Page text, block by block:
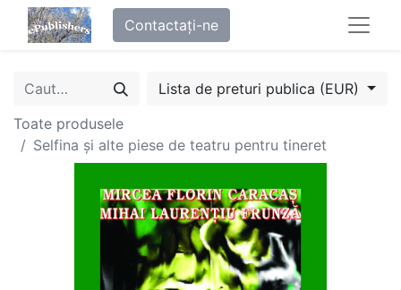
Contactați-ne
Lista de preturi publica (EUR)
Toate produsele
Selfina și alte piese de teatru pentru tineret